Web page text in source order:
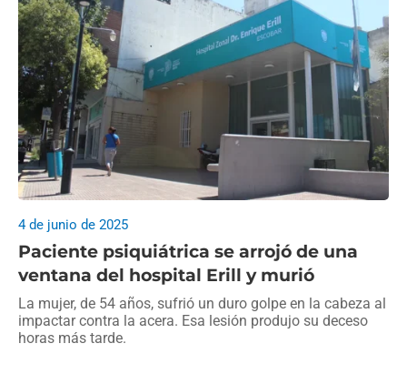
Paciente psiquiátrica se arrojó de una
ventana del hospital Erill y murió
4 de junio de 2025
La mujer, de 54 años, sufrió un duro golpe en la cabeza al
impactar contra la acera. Esa lesión produjo su deceso
horas más tarde.